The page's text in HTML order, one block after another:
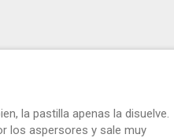
la pastilla apenas la disuelve.
los aspersores y sale muy